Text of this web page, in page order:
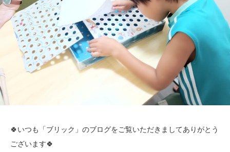
🍀いつも「ブリック」のブログをご覧いただきましてありがとう
ございます🍀